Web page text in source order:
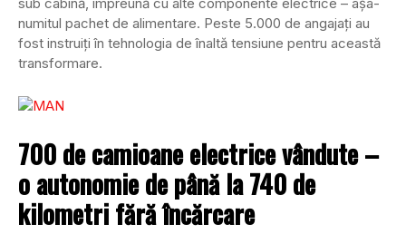
numitul pachet de alimentare. Peste 5.000 de angajați au
fost instruiți în tehnologia de înaltă tensiune pentru această
transformare.
700 de camioane electrice vândute –
o autonomie de până la 740 de
kilometri fără încărcare